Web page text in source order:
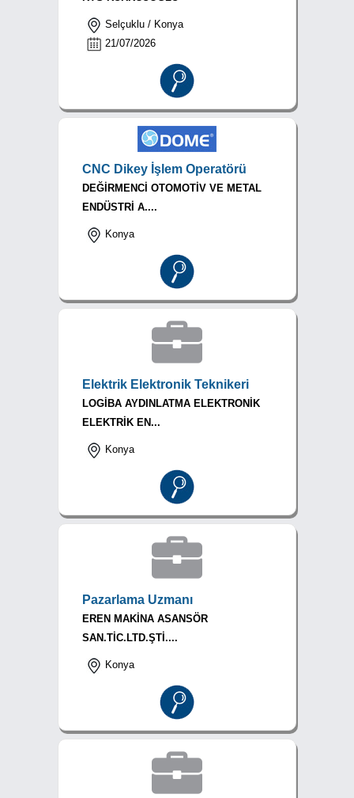
Selçuklu / Konya
21/07/2026
CNC Dikey İşlem Operatörü
DEĞİRMENCİ OTOMOTİV VE METAL
ENDÜSTRİ A....
Konya
Elektrik Elektronik Teknikeri
LOGİBA AYDINLATMA ELEKTRONİK
ELEKTRİK EN...
Konya
Pazarlama Uzmanı
EREN MAKİNA ASANSÖR
SAN.TİC.LTD.ŞTİ....
Konya